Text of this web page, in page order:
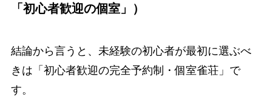
「初心者歓迎の個室」）
結論から言うと、未経験の初心者が最初に選ぶべ
きは「初心者歓迎の完全予約制・個室雀荘」で
す。